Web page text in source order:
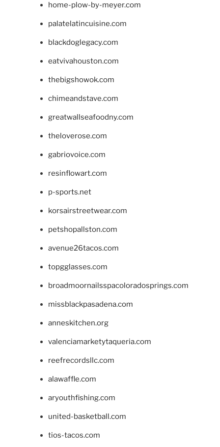
home-plow-by-meyer.com
palatelatincuisine.com
blackdoglegacy.com
eatvivahouston.com
thebigshowok.com
chimeandstave.com
greatwallseafoodny.com
theloverose.com
gabriovoice.com
resinflowart.com
p-sports.net
korsairstreetwear.com
petshopallston.com
avenue26tacos.com
topgglasses.com
broadmoornailsspacoloradosprings.com
missblackpasadena.com
anneskitchen.org
valenciamarketytaqueria.com
reefrecordsllc.com
alawaffle.com
aryouthfishing.com
united-basketball.com
tios-tacos.com